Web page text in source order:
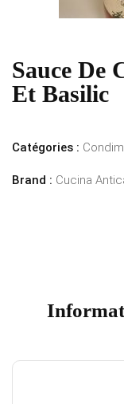
Sauce De
Et Basilic
Catégories :
Brand : Cucina